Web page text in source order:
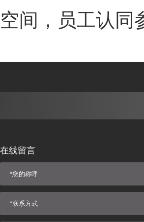
空间，员工认同
在线留言